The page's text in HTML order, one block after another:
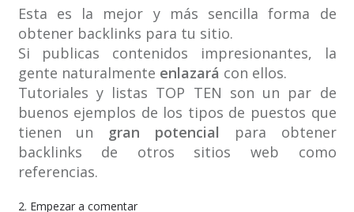
Esta es la mejor y más sencilla forma de
obtener backlinks para tu sitio.
Si publicas contenidos impresionantes, la
gente naturalmente enlazará con ellos.
Tutoriales y listas TOP TEN son un par de
buenos ejemplos de los tipos de puestos que
tienen un gran potencial para obtener
backlinks de otros sitios web como
referencias.
2. Empezar a comentar